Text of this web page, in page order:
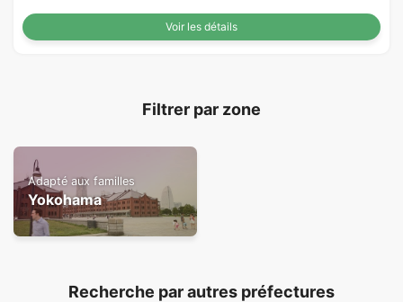
Voir les détails
Filtrer par zone
Adapté aux familles
Yokohama
Recherche par autres préfectures